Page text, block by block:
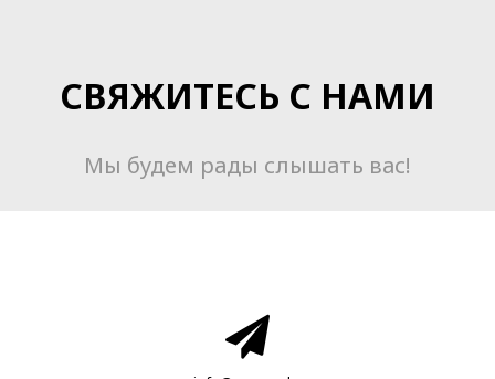
СВЯЖИТЕСЬ С НАМИ
Мы будем рады слышать вас!